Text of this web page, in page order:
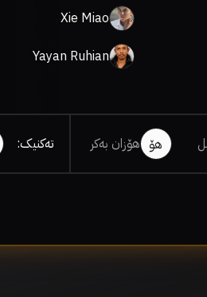
Xie Miao
Yayan Ruhian
هۆ هۆزان بەکر تەکنیک: